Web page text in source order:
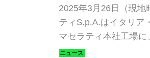
2025年3月26日（現地
ティS.p.A.はイタリア
マセラティ本社工場に
応えて理想の1台を実